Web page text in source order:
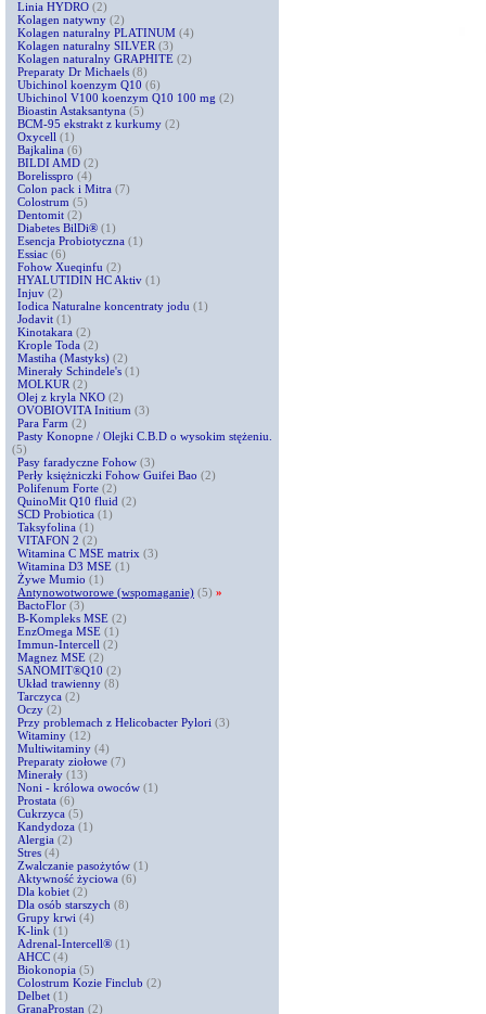
Linia HYDRO (2)
Kolagen natywny (2)
Kolagen naturalny PLATINUM (4)
Kolagen naturalny SILVER (3)
Kolagen naturalny GRAPHITE (2)
Preparaty Dr Michaels (8)
Ubichinol koenzym Q10 (6)
Ubichinol V100 koenzym Q10 100 mg (2)
Bioastin Astaksantyna (5)
BCM-95 ekstrakt z kurkumy (2)
Oxycell (1)
Bajkalina (6)
BILDI AMD (2)
Borelisspro (4)
Colon pack i Mitra (7)
Colostrum (5)
Dentomit (2)
Diabetes BilDi® (1)
Esencja Probiotyczna (1)
Essiac (6)
Fohow Xueqinfu (2)
HYALUTIDIN HC Aktiv (1)
Injuv (2)
Iodica Naturalne koncentraty jodu (1)
Jodavit (1)
Kinotakara (2)
Krople Toda (2)
Mastiha (Mastyks) (2)
Minerały Schindele's (1)
MOLKUR (2)
Olej z kryla NKO (2)
OVOBIOVITA Initium (3)
Para Farm (2)
Pasty Konopne / Olejki C.B.D o wysokim stężeniu.
(5)
Pasy faradyczne Fohow (3)
Perły księżniczki Fohow Guifei Bao (2)
Polifenum Forte (2)
QuinoMit Q10 fluid (2)
SCD Probiotica (1)
Taksyfolina (1)
VITAFON 2 (2)
Witamina C MSE matrix (3)
Witamina D3 MSE (1)
Żywe Mumio (1)
Antynowotworowe (wspomaganie) (5) »
BactoFlor (3)
B-Kompleks MSE (2)
EnzOmega MSE (1)
Immun-Intercell (2)
Magnez MSE (2)
SANOMIT®Q10 (2)
Układ trawienny (8)
Tarczyca (2)
Oczy (2)
Przy problemach z Helicobacter Pylori (3)
Witaminy (12)
Multiwitaminy (4)
Preparaty ziołowe (7)
Minerały (13)
Noni - królowa owoców (1)
Prostata (6)
Cukrzyca (5)
Kandydoza (1)
Alergia (2)
Stres (4)
Zwalczanie pasożytów (1)
Aktywność życiowa (6)
Dla kobiet (2)
Dla osób starszych (8)
Grupy krwi (4)
K-link (1)
Adrenal-Intercell® (1)
AHCC (4)
Biokonopia (5)
Colostrum Kozie Finclub (2)
Delbet (1)
GranaProstan (2)